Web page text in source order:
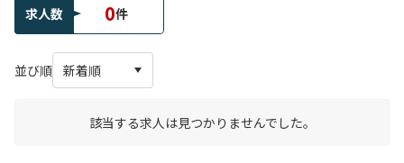
求人数 0件
並び順
該当する求人は見つかりませんでした。